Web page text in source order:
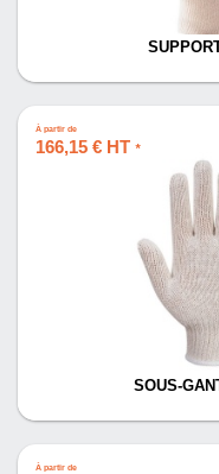
À partir de
166,15 € HT *
SOUS-
À partir de